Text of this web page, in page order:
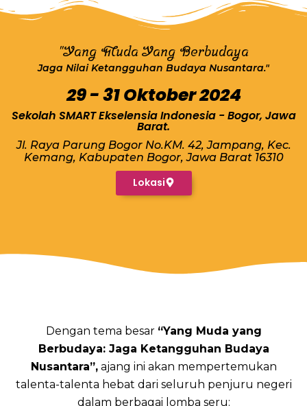
"Yang Muda Yang Berbudaya
Jaga Nilai Ketangguhan Budaya Nusantara."
29 - 31 Oktober 2024
Sekolah SMART Ekselensia Indonesia - Bogor, Jawa
Barat.
Jl. Raya Parung Bogor No.KM. 42, Jampang, Kec.
Kemang, Kabupaten Bogor, Jawa Barat 16310
Lokasi
Dengan tema besar “Yang Muda yang
Berbudaya: Jaga Ketangguhan Budaya
Nusantara”,ajang ini akan mempertemukan
talenta-talenta hebat dari seluruh penjuru negeri
dalam berbagai lomba seru: